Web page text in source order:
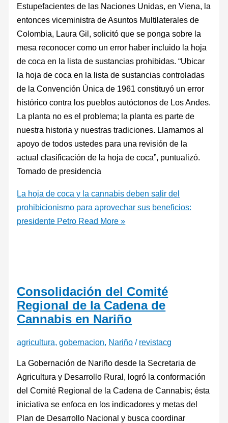
Estupefacientes de las Naciones Unidas, en Viena, la
entonces viceministra de Asuntos Multilaterales de
Colombia, Laura Gil​, solicitó que se ponga sobre la
mesa reconocer como un error haber incluido la hoja
de coca en la lista de sustancias prohibidas. “Ubicar
la hoja de coca en la lista de sustancias controladas
de la Convención Única de 1961 constituyó un error
histórico contra los pueblos autóctonos de Los Andes.
La planta no es el problema; la planta es parte de
nuestra historia y nuestras tradiciones. Llamamos al
apoyo de todos ustedes para una revisión de la
actual clasificación de la hoja de coca”, puntualizó.
Tomado de presidencia
La hoja de coca y la cannabis deben salir del
prohibicionismo para aprovechar sus beneficios:
presidente Petro Read More »
Consolidación del Comité
Regional de la Cadena de
Cannabis en Nariño
agricultura,gobernacion, Nariño / revistacg
La Gobernación de Nariño desde la Secretaria de
Agricultura y Desarrollo Rural, logró la conformación
del Comité Regional de la Cadena de Cannabis; ésta
iniciativa se enfoca en los indicadores y metas del
Plan de Desarrollo Nacional y busca coordinar